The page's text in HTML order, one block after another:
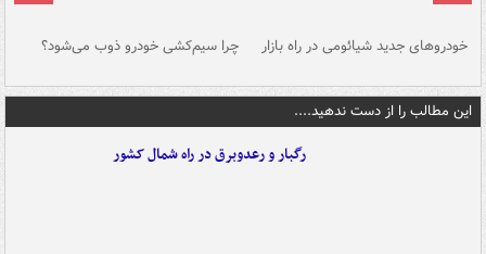
خودروهای جدید شیائومی در راه بازار چرا سیم‌کشی خودرو ذوب می‌شود؟
این مطالب را از دست ندهید....
رگبار و رعدوبرق در راه شمال کشور